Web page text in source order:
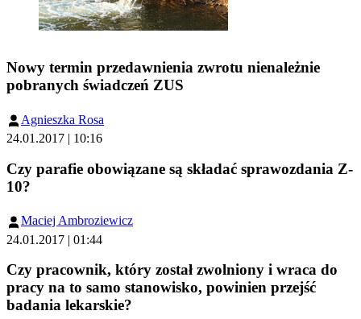
Nowy termin przedawnienia zwrotu nienależnie
pobranych świadczeń ZUS
Agnieszka Rosa
24.01.2017 | 10:16
Czy parafie obowiązane są składać sprawozdania Z-
10?
Maciej Ambroziewicz
24.01.2017 | 01:44
Czy pracownik, który został zwolniony i wraca do
pracy na to samo stanowisko, powinien przejść
badania lekarskie?